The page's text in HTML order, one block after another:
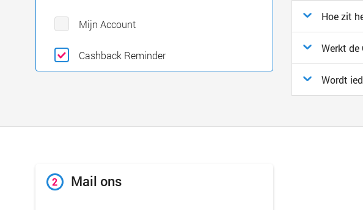
Mijn Account
Cashback Reminder
Hoe zit
Werkt
Wordt
2 Mail ons